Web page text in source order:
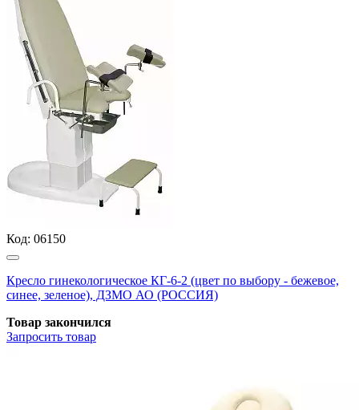
Код: 06150
Кресло гинекологическое КГ-6-2 (цвет по выбору - бежевое,
синее, зеленое), ДЗМО АО (РОССИЯ)
Товар закончился
Запросить товар